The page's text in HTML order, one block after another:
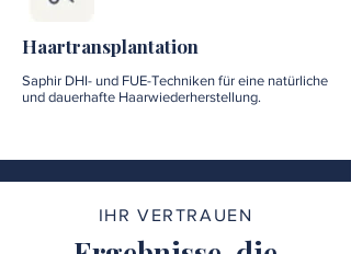
Haartransplantation
Saphir DHI- und FUE-Techniken für eine natürliche
und dauerhafte Haarwiederherstellung.
IHR VERTRAUEN